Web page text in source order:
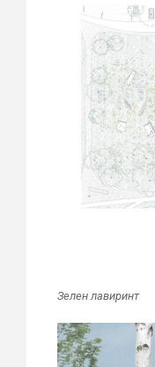
Зелен лавиринт